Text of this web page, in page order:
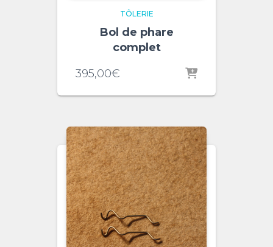
TÔLERIE
Bol de phare
complet
395,00€